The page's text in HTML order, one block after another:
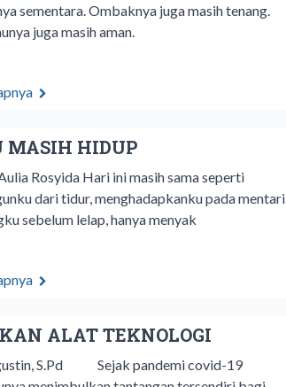
sementara. Ombaknya juga masih tenang.
juga masih aman.
MASIH HIDUP
Rosyida Hari ini masih sama seperti
dari tidur, menghadapkanku pada mentari.
sebelum lelap, hanya menyak
ALAT TEKNOLOGI
S.Pd Sejak pandemi covid-19